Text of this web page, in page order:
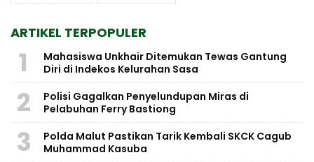
ARTIKEL TERPOPULER
1
Mahasiswa Unkhair Ditemukan Tewas Gantung
Diri di Indekos Kelurahan Sasa
2
Polisi Gagalkan Penyelundupan Miras di
Pelabuhan Ferry Bastiong
3
Polda Malut Pastikan Tarik Kembali SKCK Cagub
Muhammad Kasuba